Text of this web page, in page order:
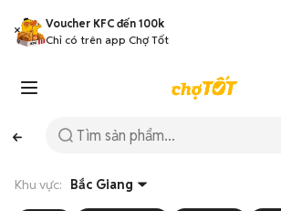
Voucher KFC đến 100k
Chỉ có trên app Chợ Tốt
Khu vực: Bắc Giang